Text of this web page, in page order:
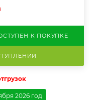
К ПОКУПКЕ
2026 год